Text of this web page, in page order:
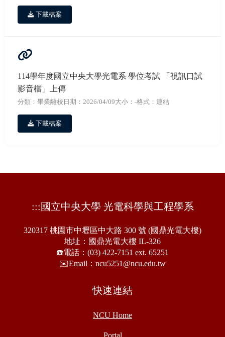
下載檔案
114學年度國立中央大學光電系 學位考試 「視訊口試
影音檔」上傳
分類：畢業離校 日期：2026/04/09大小：-格式：連結
下載檔案
::: 國立中央大學 光電科學與工程學系
320317 桃園市中壢區中大路 300 號 (國鼎光電大樓)
地址：國鼎光電大樓 IL-326
☎️電話：(03) 422-7151 ext. 65251
✉️Email：ncu5251@ncu.edu.tw
快速連結
NCU Home
Portal